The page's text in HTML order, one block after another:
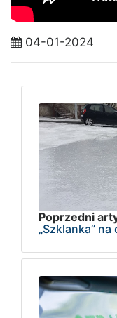
04-01-2024
Poprzedni
„Szklanka”